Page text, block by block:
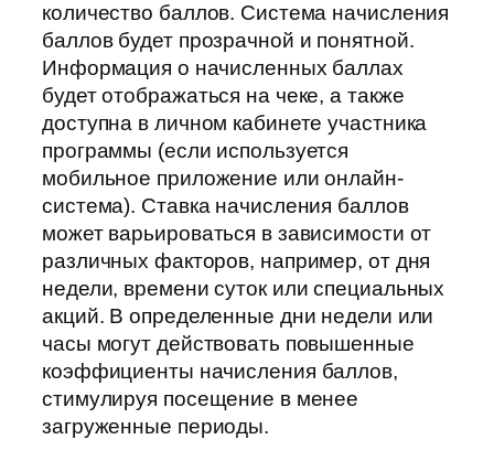
количество баллов. Система начисления
баллов будет прозрачной и понятной.
Информация о начисленных баллах
будет отображаться на чеке, а также
доступна в личном кабинете участника
программы (если используется
мобильное приложение или онлайн-
система). Ставка начисления баллов
может варьироваться в зависимости от
различных факторов, например, от дня
недели, времени суток или специальных
акций. В определенные дни недели или
часы могут действовать повышенные
коэффициенты начисления баллов,
стимулируя посещение в менее
загруженные периоды.